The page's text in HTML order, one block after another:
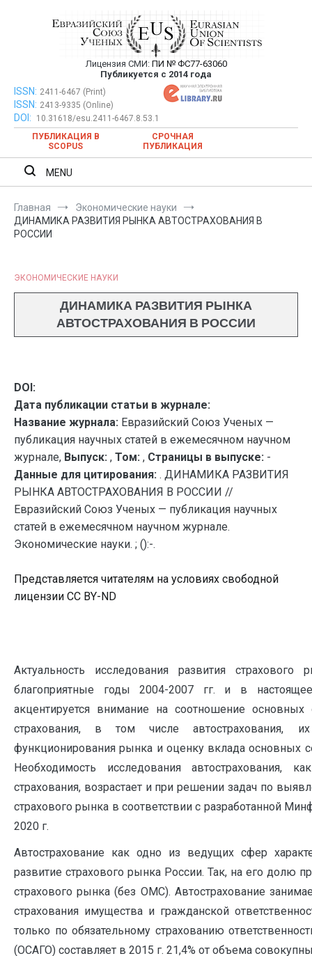
Евразийский Союз Ученых —
публикация научных статей в
ежемесячном научном журнале
Лицензия СМИ: ПИ № ФС77-63060
Публикуется с 2014 года
Евразийский Союз Ученых — публикация научных статей в
ежемесячном научном журнале
ISSN: 2411-6467 (Print)
ISSN: 2413-9335 (Online)
DOI:
10.31618/esu.2411-6467.8.53.1
ПУБЛИКАЦИЯ В
SCOPUS
СРОЧНАЯ
ПУБЛИКАЦИЯ
MENU
Главная
Экономические науки
ДИНАМИКА РАЗВИТИЯ РЫНКА АВТОСТРАХОВАНИЯ В
РОССИИ
ЭКОНОМИЧЕСКИЕ НАУКИ
ДИНАМИКА РАЗВИТИЯ РЫНКА
АВТОСТРАХОВАНИЯ В РОССИИ
DOI:
Дата публикации статьи в журнале:
Название журнала: Евразийский Союз Ученых —
публикация научных статей в ежемесячном научном
журнале, Выпуск: , Том: , Страницы в выпуске: -
Данные для цитирования: . ДИНАМИКА РАЗВИТИЯ
РЫНКА АВТОСТРАХОВАНИЯ В РОССИИ //
Евразийский Союз Ученых — публикация научных
статей в ежемесячном научном журнале.
Экономические науки. ; ():-.
Представляется читателям на условиях свободной
лицензии CC BY-ND
Актуальность исследования развития
благоприятные годы 2004-2007 гг. и в
акцентируется внимание на соотношение основных
страхования, в том числе
функционирования рынка и оценку вклада основных
Необходимость исследования автострахования,
страхования, возрастает и при решении задач по
страхового рынка в соответствии с разработанной
2020 г.
Автострахование как одно из ведущих сфер
развитие страхового рынка России. Так, на его долю
страхового рынка (без ОМС). Автострахование
страхования имущества и гражданской
только по обязательному страхованию
(ОСАГО) составляет в 2015 г. 21,4% от объема